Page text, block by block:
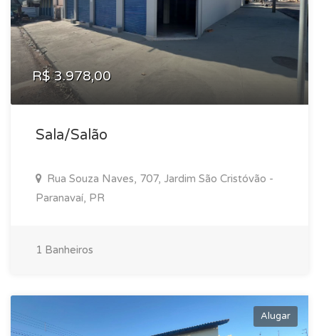
R$ 3.978,00
Sala/Salão
Rua Souza Naves, 707, Jardim São Cristóvão -
Paranavaí, PR
1 Banheiros
Alugar